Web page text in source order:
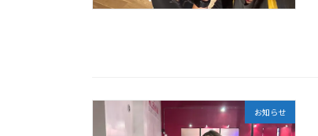
お知らせ